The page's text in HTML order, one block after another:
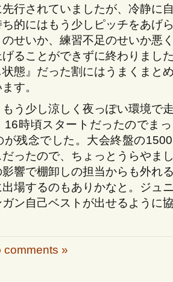
行されていましたが、冷静に
的にはもう少しピッチをあげ
せいか、練習不足のせいか悪
ることができずに終わりまし
状態』だった割にはうまくまと
す。
う少し涼しく夜っぽい環境で
16時頃スタートだったのでま
が残念でした。大会終盤の
ったので、ちょっとうらやま
響で棚卸しの担当からも外れ
場するのもありかなと。ジュ
ン自己ベストが出せるように
comments »